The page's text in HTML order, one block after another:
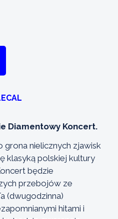
Diamentowy Koncert.
grona nielicznych zjawisk
klasyką polskiej kultury
będzie
przebojów ze
(dwugodzinna)
hitami i